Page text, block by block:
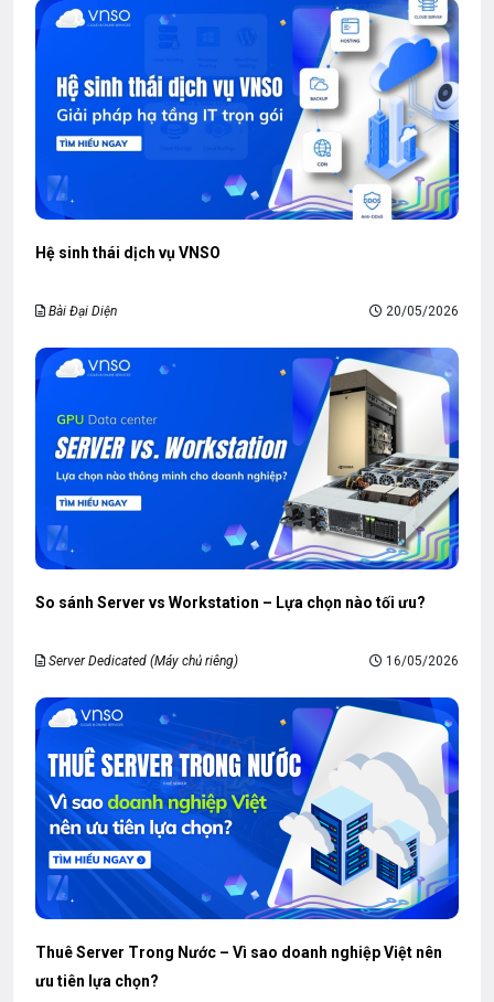
Hệ sinh thái dịch vụ VNSO
Bài Đại Diện 20/05/2026
So sánh Server vs Workstation – Lựa chọn nào tối ưu?
Server Dedicated (Máy chủ riêng) 16/05/2026
Thuê Server Trong Nước – Vì sao doanh nghiệp Việt nên
ưu tiên lựa chọn?